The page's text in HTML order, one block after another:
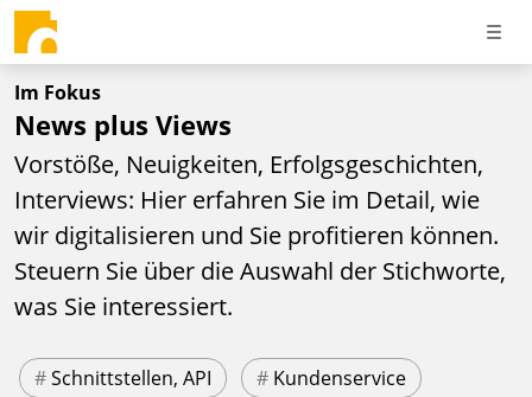
Im Fokus
News plus Views
Vorstöße, Neuigkeiten, Erfolgsgeschichten,
Interviews: Hier erfahren Sie im Detail, wie
wir digitalisieren und Sie profitieren können.
Steuern Sie über die Auswahl der Stichworte,
was Sie interessiert.
#Schnittstellen, API # Kundenservice